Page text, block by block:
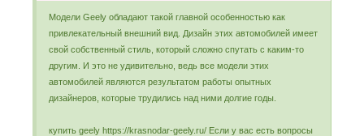
Модели Geely обладают такой главной особенностью как
привлекательный внешний вид. Дизайн этих автомобилей имеет
свой собственный стиль, который сложно спутать с каким-то
другим. И это не удивительно, ведь все модели этих
автомобилей являются результатом работы опытных
дизайнеров, которые трудились над ними долгие годы.
купить geely https://krasnodar-geely.ru/ Если у вас есть вопросы